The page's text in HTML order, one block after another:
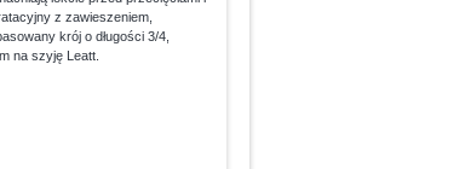
z zawieszeniem,
krój o długości 3/4,
na szyję Leatt.